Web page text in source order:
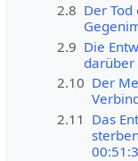
2.8 Der
2.9 Die
darüber
2.10 Der
2.11 Das